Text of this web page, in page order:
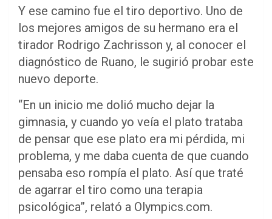
Y ese camino fue el tiro deportivo. Uno de
los mejores amigos de su hermano era el
tirador Rodrigo Zachrisson y, al conocer el
diagnóstico de Ruano, le sugirió probar este
nuevo deporte.
“En un inicio me dolió mucho dejar la
gimnasia, y cuando yo veía el plato trataba
de pensar que ese plato era mi pérdida, mi
problema, y me daba cuenta de que cuando
pensaba eso rompía el plato. Así que traté
de agarrar el tiro como una terapia
psicológica”, relató a Olympics.com.